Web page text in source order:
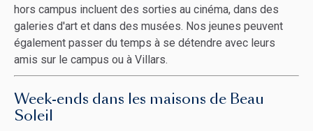
hors campus incluent des sorties au cinéma, dans des
galeries d'art et dans des musées. Nos jeunes peuvent
également passer du temps à se détendre avec leurs
amis sur le campus ou à Villars.
Week-ends dans les maisons de Beau
Soleil